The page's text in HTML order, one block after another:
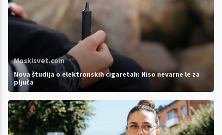
Moskisvet.com
Nova študija o elektronskih cigaretah: Niso nevarne le za
pljuča